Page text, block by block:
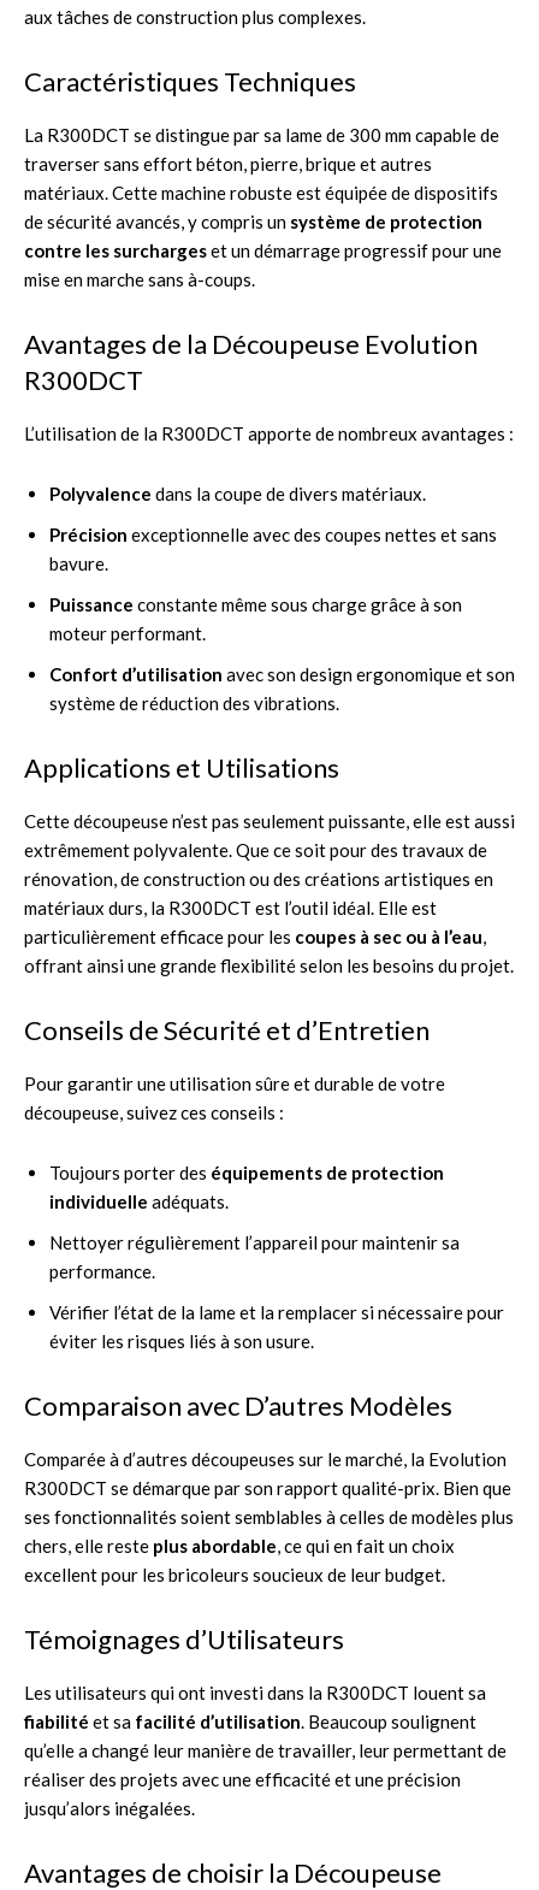
aux tâches de construction plus complexes.
Caractéristiques Techniques
La R300DCT se distingue par sa lame de 300 mm capable de
traverser sans effort béton, pierre, brique et autres
matériaux. Cette machine robuste est équipée de dispositifs
de sécurité avancés, y compris un système de protection
contre les surchargeset un démarrage progressif pour une
mise en marche sans à-coups.
Avantages de la Découpeuse Evolution
R300DCT
L’utilisation de la R300DCT apporte de nombreux avantages :
Polyvalence dans la coupe de divers matériaux.
Précision exceptionnelle avec des coupes nettes et sans
bavure.
Puissance constante même sous charge grâce à son
moteur performant.
Confort d’utilisation avec son design ergonomique et son
système de réduction des vibrations.
Applications et Utilisations
Cette découpeuse n’est pas seulement puissante, elle est aussi
extrêmement polyvalente. Que ce soit pour des travaux de
rénovation, de construction ou des créations artistiques en
matériaux durs, la R300DCT est l’outil idéal. Elle est
particulièrement efficace pour les coupes à sec ou à l’eau,
offrant ainsi une grande flexibilité selon les besoins du projet.
Conseils de Sécurité et d’Entretien
Pour garantir une utilisation sûre et durable de votre
découpeuse, suivez ces conseils :
Toujours porter des équipements de protection
individuelle adéquats.
Nettoyer régulièrement l’appareil pour maintenir sa
performance.
Vérifier l’état de la lame et la remplacer si nécessaire pour
éviter les risques liés à son usure.
Comparaison avec D’autres Modèles
Comparée à d’autres découpeuses sur le marché, la Evolution
R300DCT se démarque par son rapport qualité-prix. Bien que
ses fonctionnalités soient semblables à celles de modèles plus
chers, elle reste plus abordable, ce qui en fait un choix
excellent pour les bricoleurs soucieux de leur budget.
Témoignages d’Utilisateurs
Les utilisateurs qui ont investi dans la R300DCT louent sa
fiabilité et sa facilité d’utilisation. Beaucoup soulignent
qu’elle a changé leur manière de travailler, leur permettant de
réaliser des projets avec une efficacité et une précision
jusqu’alors inégalées.
Avantages de choisir la Découpeuse